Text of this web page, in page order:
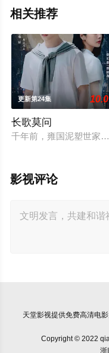
相关推荐
更新第24集 10.0
长歌莫问
千年前，雍国泥塑世家
影视评论
天堂影视提供免费高清电
Copyright © 2022
浙